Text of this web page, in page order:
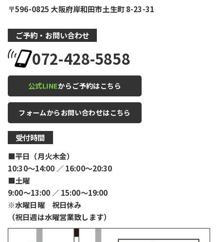
〒596-0825 大阪府岸和田市土生町 8-23-31
ご予約・お問い合わせ
072-428-5858
公式LINEからご予約はこちら
フォームからお問い合わせはこちら
受付時間
■平日（月火木金）
10:30〜14:00 ／ 16:00〜20:30
■土曜
9:00〜13:00 ／ 15:00〜19:00
※水曜日曜 祝日休み
（祝日週は水曜営業致します）